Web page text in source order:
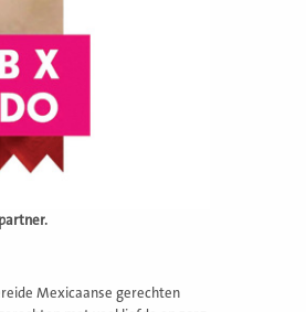
Mexicaanse gerechten